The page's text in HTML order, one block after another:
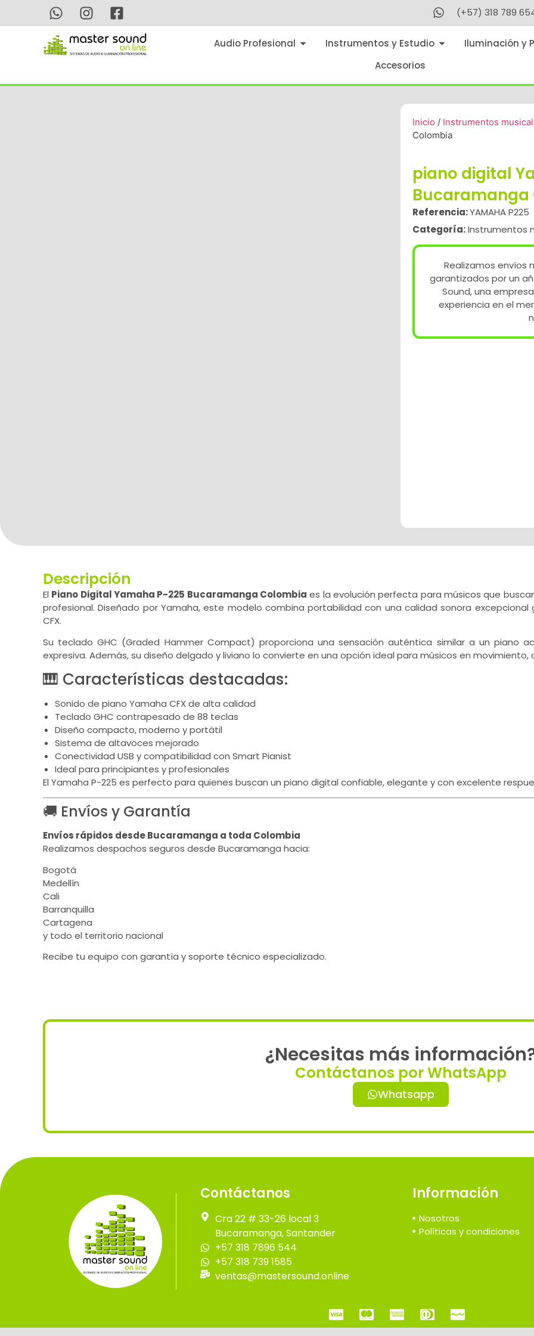
(+57) 318 789
Audio Profesional Instrumentos y Estudio
Iluminación y
Accesorios
Inicio / Instrumentos
Colombia
piano digital
Bucaramanga
Referencia:YAMAHA P225
Categoría:Instrumentos
Realizamos envíos
garantizados por un
Sound, una
experiencia en el
Descripción
El Piano Digital Yamaha P-225 Bucaramanga Colombia es la evolución perfecta para músicos que
profesional. Diseñado por Yamaha, este modelo combina portabilidad con una calidad sonora
CFX.
Su teclado GHC (Graded Hammer Compact) proporciona una sensación auténtica similar a un piano
expresiva. Además, su diseño delgado y liviano lo convierte en una opción ideal para músicos en
🎹 Características destacadas:
Sonido de piano Yamaha CFX de alta calidad
Teclado GHC contrapesado de 88 teclas
Diseño compacto, moderno y portátil
Sistema de altavoces mejorado
Conectividad USB y compatibilidad con Smart Pianist
Ideal para principiantes y profesionales
El Yamaha P-225 es perfecto para quienes buscan un piano digital confiable, elegante y con excelente
🚚 Envíos y Garantía
Envíos rápidos desde Bucaramanga a toda Colombia
Realizamos despachos seguros desde Bucaramanga hacia:
Bogotá
Medellín
Cali
Barranquilla
Cartagena
y todo el territorio nacional
Recibe tu equipo con garantía y soporte técnico especializado.
¿Necesitas más
Contáctanos por WhatsApp
Whatsapp
Contáctanos
Cra 22 # 33-26 local 3
Bucaramanga, Santander
+57 318 7896 544
+57 318 739 1585
ventas@mastersound.online
Información
Nosotros
Políticas y condiciones